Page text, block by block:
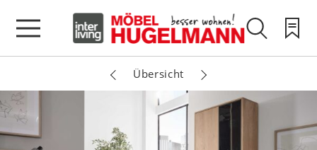
Übersicht